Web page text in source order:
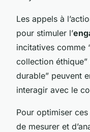
Les appels à
pour stimuler l’
incitatives comme
collection
durable” peuvent
interagir avec le
Pour optimiser
de mesurer et